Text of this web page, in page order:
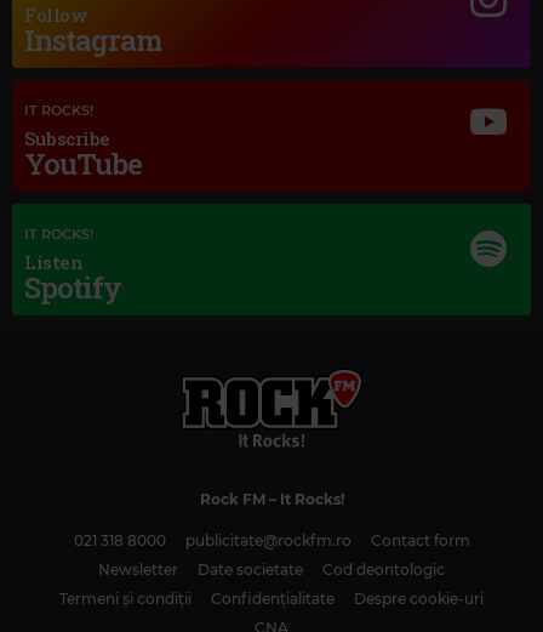
ELLA FITZEGERALD & LOUIE ARMSTRONG–THE NEARNESS OF YOU
Follow
Instagram
IT ROCKS!
Subscribe
YouTube
IT ROCKS!
Listen
Spotify
Rock FM– It Rocks!
021 318 8000 publicitate@rockfm.ro
Contact form
Newsletter
Date societate
Cod deontologic
Termeni și condiții
Confidențialitate
Despre cookie-uri
CNA